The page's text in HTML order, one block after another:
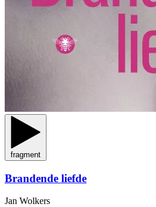
fragment
Brandende liefde
Jan Wolkers